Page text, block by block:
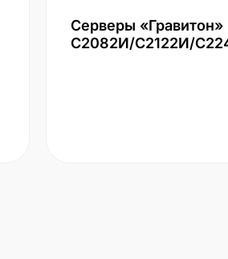
Серверы «Гравитон»
С2082И/С2122И/